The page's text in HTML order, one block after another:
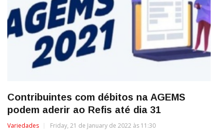
Contribuintes com débitos na AGEMS
podem aderir ao Refis até dia 31
Variedades Friday, 21 de January de 2022 às 11:30